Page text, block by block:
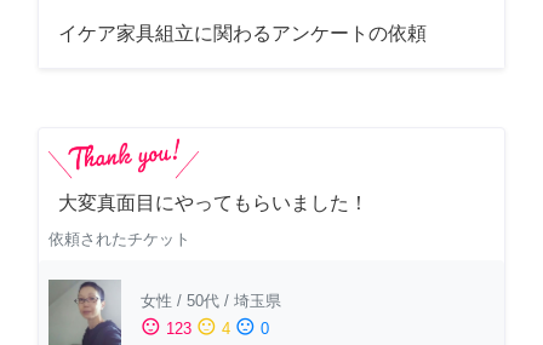
イケア家具組立に関わるアンケートの依頼
大変真面目にやってもらいました！
依頼されたチケット
女性 / 50代 / 埼玉県
sentiment_satisfied 123 sentiment_neutral 4 sentiment_dissatisfied 0